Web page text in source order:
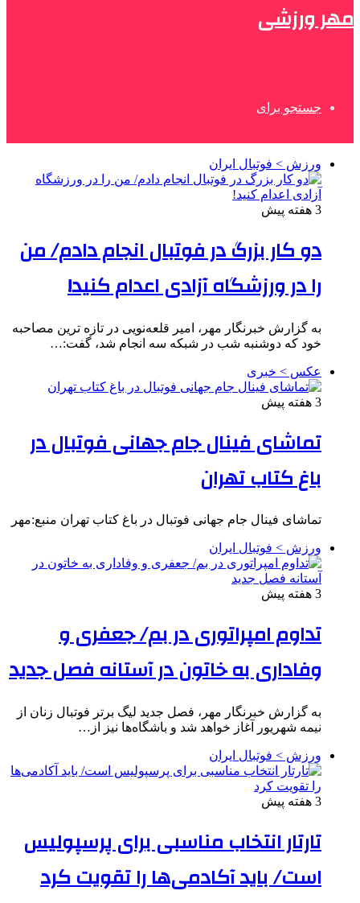
مهر ورزشی
جستجو برای
ورزش > فوتبال ایران
3 هفته پیش
دو کار بزرگ در فوتبال انجام دادم/ من
را در ورزشگاه آزادی اعدام کنید!
به گزارش خبرنگار مهر، امیر قلعه‌نویی در تازه ترین مصاحبه
خود که دوشنبه شب در شبکه سه انجام شد، گفت:…
عکس > خبری
3 هفته پیش
تماشای فینال جام جهانی فوتبال در
باغ کتاب تهران
تماشای فینال جام جهانی فوتبال در باغ کتاب تهران منبع:مهر
ورزش > فوتبال ایران
3 هفته پیش
تداوم امپراتوری در بم/ جعفری و
وفاداری به خاتون در آستانه فصل جدید
به گزارش خبرنگار مهر، فصل جدید لیگ برتر فوتبال زنان از
نیمه شهریور آغاز خواهد شد و باشگاه‌ها نیز از…
ورزش > فوتبال ایران
3 هفته پیش
تارتار انتخاب مناسبی برای پرسپولیس
است/ باید آکادمی‌ها را تقویت کرد